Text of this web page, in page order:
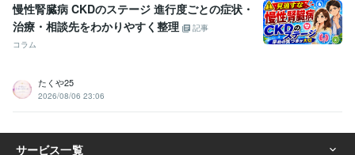
慢性腎臓病 CKDのステージ 進行度ごとの症状・
治療・相談先をわかりやすく整理
記事
コラム
たくや25
2026/08/06 23:06